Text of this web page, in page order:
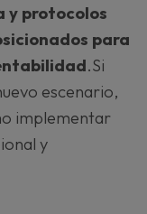
y protocolos
para
.Si
escenario,
implementar
y